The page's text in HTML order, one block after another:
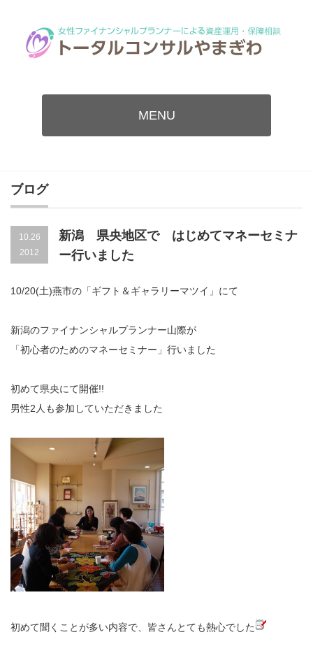
MENU
ブログ
10.26
2012
新潟 県央地区で はじめてマネーセミナ
ー行いました
10/20(土)燕市の「ギフト＆ギャラリーマツイ」にて
新潟のファイナンシャルプランナー山際が
「初心者のためのマネーセミナー」行いました
初めて県央にて開催!!
男性2人も参加していただきました
初めて聞くことが多い内容で、皆さんとても熱心でした